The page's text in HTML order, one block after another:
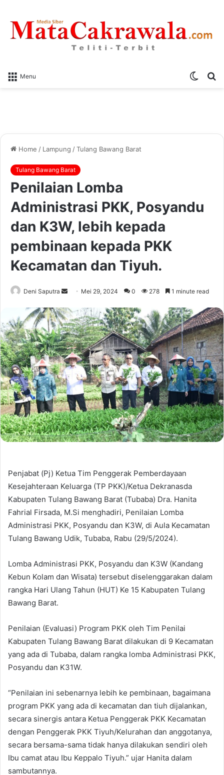
Menu
Switch
Home / Lampung /Tulang Bawang Barat
Tulang Bawang Barat
Penilaian Lomba
Administrasi PKK, Posyandu
dan K3W, lebih kepada
pembinaan kepada PKK
Kecamatan dan Tiyuh.
Deni Saputra
Send
email
Mei 29, 2024 0 278 1 minute read
Penjabat (Pj) Ketua Tim Penggerak Pemberdayaan
Kesejahteraan Keluarga (TP PKK)/Ketua Dekranasda
Kabupaten Tulang Bawang Barat (Tubaba) Dra. Hanita
Fahrial Firsada, M.Si menghadiri, Penilaian Lomba
Administrasi PKK, Posyandu dan K3W, di Aula Kecamatan
Tulang Bawang Udik, Tubaba, Rabu (29/5/2024).
Lomba Administrasi PKK, Posyandu dan K3W (Kandang
Kebun Kolam dan Wisata) tersebut diselenggarakan dalam
rangka Hari Ulang Tahun (HUT) Ke 15 Kabupaten Tulang
Bawang Barat.
Penilaian (Evaluasi) Program PKK oleh Tim Penilai
Kabupaten Tulang Bawang Barat dilakukan di 9 Kecamatan
yang ada di Tubaba, dalam rangka lomba Administrasi PKK,
Posyandu dan K31W.
“Penilaian ini sebenarnya lebih ke pembinaan, bagaimana
program PKK yang ada di kecamatan dan tiuh dijalankan,
secara sinergis antara Ketua Penggerak PKK Kecamatan
dengan Penggerak PKK Tiyuh/Kelurahan dan anggotanya,
secara bersama-sama tidak hanya dilakukan sendiri oleh
Ibu camat atau Ibu Keppalo Tiyuh.” ujar Hanita dalam
sambutannya.